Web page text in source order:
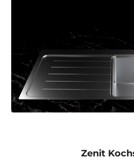
Zenit